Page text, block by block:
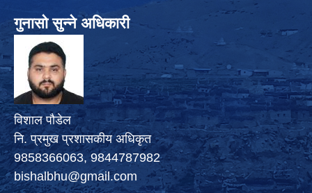
गुनासो सुन्ने अधिकारी
विशाल पौडेल
नि. प्रमुख प्रशासकीय अधिकृत
9858366063, 9844787982
bishalbhu@gmail.com